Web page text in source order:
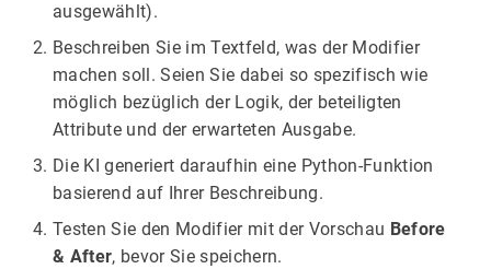
ausgewählt).
Beschreiben Sie im Textfeld, was der Modifier
machen soll. Seien Sie dabei so spezifisch wie
möglich bezüglich der Logik, der beteiligten
Attribute und der erwarteten Ausgabe.
Die KI generiert daraufhin eine Python-Funktion
basierend auf Ihrer Beschreibung.
Testen Sie den Modifier mit der Vorschau Before
& After, bevor Sie speichern.